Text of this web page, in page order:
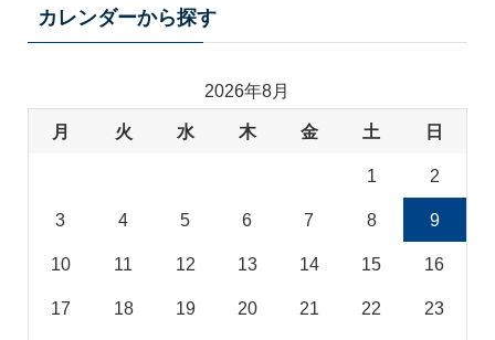
カレンダーから探す
2026年8月
月 火 水 木 金 土 日
1 2
3 4 5 6 7 8 9
10 11 12 13 14 15 16
17 18 19 20 21 22 23